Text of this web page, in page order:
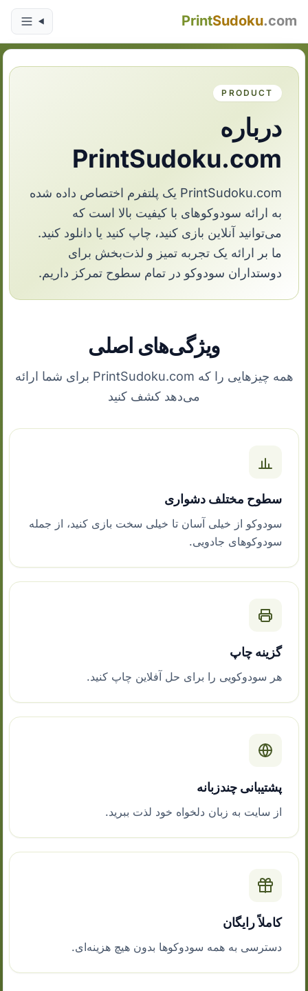
PrintSudoku.com
PRODUCT
درباره
PrintSudoku.com
PrintSudoku.com یک پلتفرم اختصاص داده شده
به ارائه سودوکوهای با کیفیت بالا است که
می‌توانید آنلاین بازی کنید، چاپ کنید یا دانلود کنید.
ما بر ارائه یک تجربه تمیز و لذت‌بخش برای
دوستداران سودوکو در تمام سطوح تمرکز داریم.
ویژگی‌های اصلی
همه چیزهایی را که PrintSudoku.com برای شما ارائه
می‌دهد کشف کنید
سطوح مختلف دشواری
سودوکو از خیلی آسان تا خیلی سخت بازی کنید، از جمله
سودوکوهای جادویی.
گزینه چاپ
هر سودوکویی را برای حل آفلاین چاپ کنید.
پشتیبانی چندزبانه
از سایت به زبان دلخواه خود لذت ببرید.
کاملاً رایگان
دسترسی به همه سودوکوها بدون هیچ هزینه‌ای.